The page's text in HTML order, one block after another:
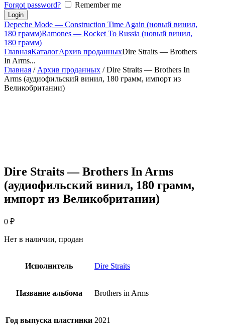
Forgot password? Remember me
Depeche Mode — Construction Time Again (новый винил,
180 грамм)Ramones — Rocket To Russia (новый винил,
180 грамм)
ГлавнаяКаталогАрхив проданныхDire Straits — Brothers
In Arms...
Главная / Архив проданных / Dire Straits — Brothers In
Arms (аудиофильский винил, 180 грамм, импорт из
Великобритании)
Dire Straits — Brothers In Arms
(аудиофильский винил, 180 грамм,
импорт из Великобритании)
0 ₽
Нет в наличии, продан
Исполнитель Dire Straits
Название альбома Brothers in Arms
Год выпуска пластинки 2021